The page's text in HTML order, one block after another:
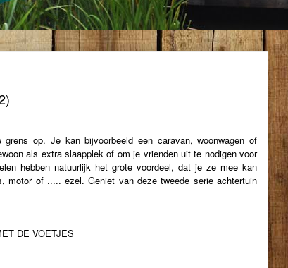
grens op. Je kan bijvoorbeeld een caravan, woonwagen of
als extra slaapplek of om je vrienden uit te nodigen voor
hebben natuurlijk het grote voordeel, dat je ze mee kan
motor of ..... ezel. Geniet van deze tweede serie achtertuin
DE VOETJES